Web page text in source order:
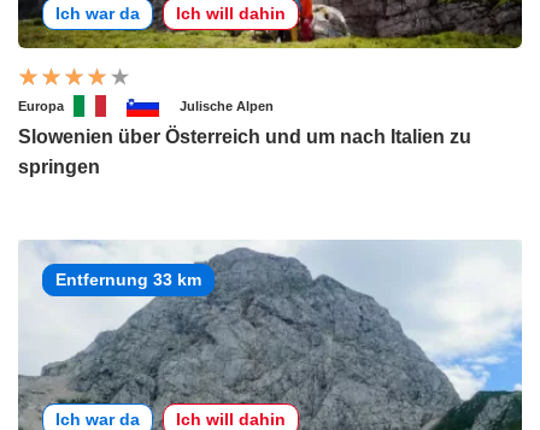
Ich war da Ich will dahin
Europa Julische Alpen
Slowenien über Österreich und um nach Italien zu
springen
Entfernung 33 km
Ich war da Ich will dahin